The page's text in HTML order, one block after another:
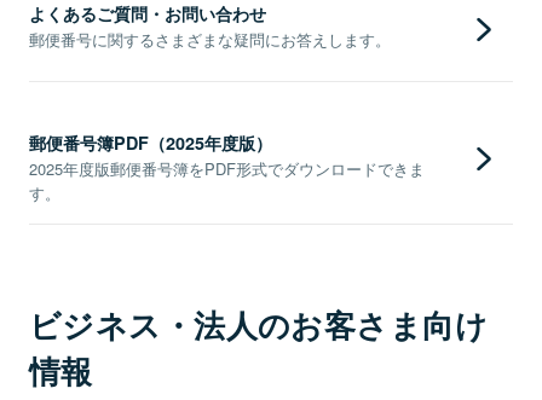
よくあるご質問・お問い合わせ
郵便番号に関するさまざまな疑問にお答えします。
郵便番号簿PDF（2025年度版）
2025年度版郵便番号簿をPDF形式でダウンロードできま
す。
ビジネス・法人のお客さま向け
情報